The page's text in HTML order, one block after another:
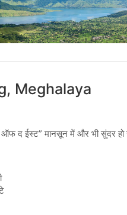
Meghalaya
द ईस्ट” मानसून में और भी सुंदर हो